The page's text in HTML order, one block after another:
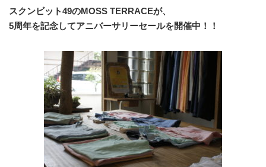
スクンビット49のMOSS TERRACEが、
5周年を記念してアニバーサリーセールを開催中！！